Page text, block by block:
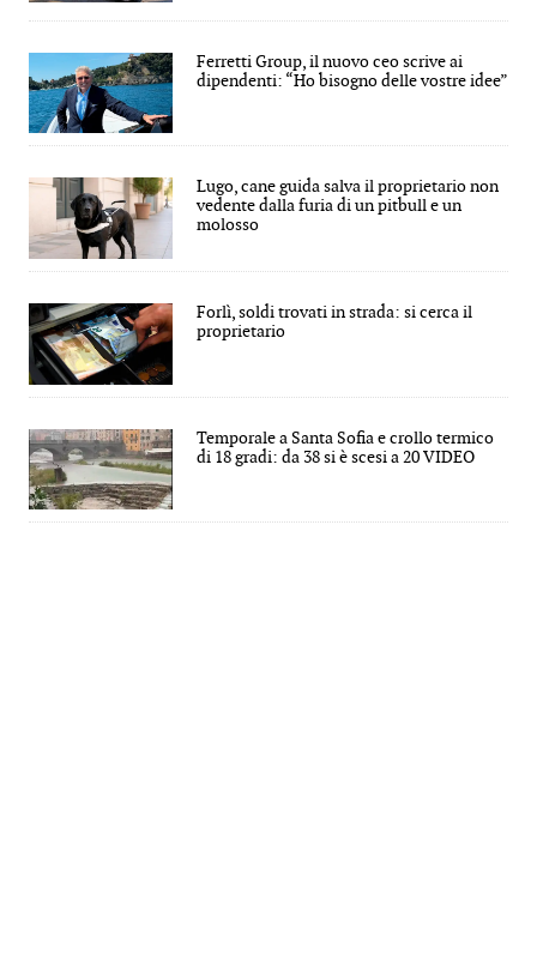
Ferretti Group, il nuovo ceo scrive ai
dipendenti: “Ho bisogno delle vostre idee”
Lugo, cane guida salva il proprietario non
vedente dalla furia di un pitbull e un
molosso
Forlì, soldi trovati in strada: si cerca il
proprietario
Temporale a Santa Sofia e crollo termico
di 18 gradi: da 38 si è scesi a 20 VIDEO